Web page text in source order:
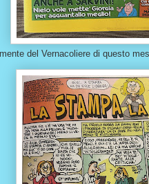
del Vernacoliere di questo